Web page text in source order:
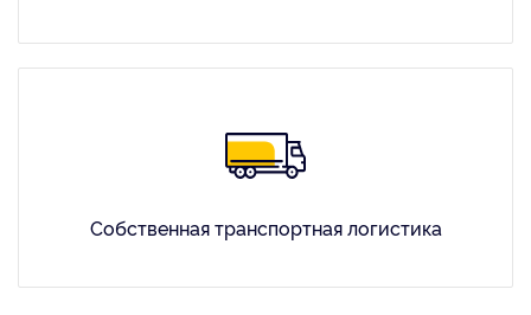
Собственная транспортная логистика